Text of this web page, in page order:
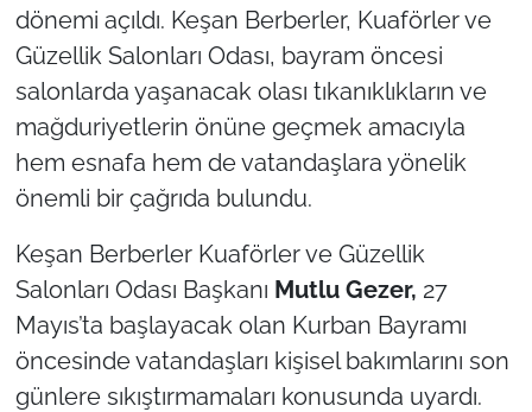
dönemi açıldı. Keşan Berberler, Kuaförler ve
Güzellik Salonları Odası, bayram öncesi
salonlarda yaşanacak olası tıkanıklıkların ve
mağduriyetlerin önüne geçmek amacıyla
hem esnafa hem de vatandaşlara yönelik
önemli bir çağrıda bulundu.
Keşan Berberler Kuaförler ve Güzellik
Salonları Odası Başkanı Mutlu Gezer, 27
Mayıs’ta başlayacak olan Kurban Bayramı
öncesinde vatandaşları kişisel bakımlarını son
günlere sıkıştırmamaları konusunda uyardı.
Güvenlik
Genel
Politika
Flaş Haber
Dış Haberler
Magazin
İş Dünyası